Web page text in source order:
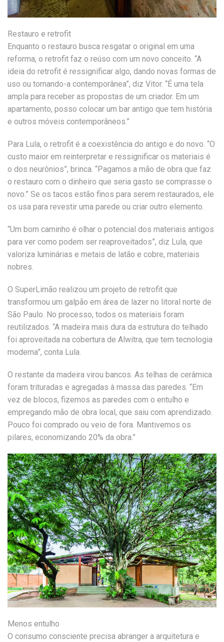
Restauro e retrofit
Enquanto o restauro busca resgatar o original em uma
reforma, o retrofit faz o reúso com um novo conceito. “A
ideia do retrofit é ressignificar algo, dando novas formas de
uso ou tornando-a contemporânea”, diz Vitor. “É uma tela
ampla para receber as propostas de um criador. Em um
apartamento, posso colocar um bar antigo que tem história
e outros móveis contemporâneos.”
Para Lula, o retrofit é a coexistência do antigo e do novo. “O
custo maior em reinterpretar e ressignificar os materiais é
o dos neurônios”, brinca. “Pagamos a mão de obra que faz
o restauro com o dinheiro que seria gasto se comprasse o
novo.” Se os tacos estão finos para serem restaurados, ele
os usa para revestir uma parede ou criar outro elemento.
“Um bom caminho é olhar o potencial dos materiais antigos
para ver como podem ser reaproveitados”, diz Lula, que
valoriza luminárias e metais de latão e cobre, materiais
nobres.
O SuperLimão realizou um projeto de retrofit que
transformou um galpão em área de lazer no litoral norte de
São Paulo. No processo, todos os materiais foram
reutilizados. “A madeira mais dura da estrutura do telhado
foi aproveitada na cobertura de Alwitra, que tem tecnologia
moderna”, conta Lula.
O restante da madeira virou bancos. As telhas de cerâmica
foram trituradas e agregadas à massa das paredes. “Em
vez de blocos, fizemos as paredes com o entulho e
empregando mão de obra local, que saiu com aprendizado.
Pouco foi comprado ou veio de fora. Mantivemos os
pilares, economizando 20% da obra.”
Menos entulho
O consumo consciente precisa abranger a arquitetura e